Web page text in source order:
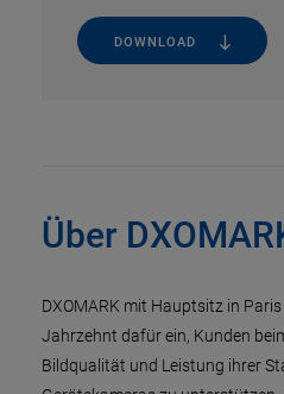
DOWNLOAD
Über
DXOMARK mit Hauptsitz in
Jahrzehnt dafür ein, Kunden
Bildqualität und Leistung ihrer